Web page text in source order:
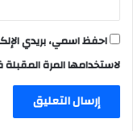
احفظ اسمي، بريدي
لاستخدامها المرة